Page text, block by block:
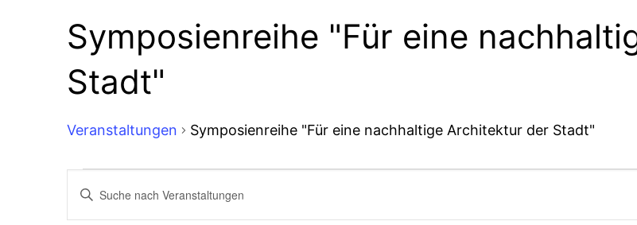
Symposienreihe "Für eine
Stadt"
Veranstaltungen Symposienreihe "Für eine nachhaltige Architektur der Stadt"
Veranstaltungen
Veranstaltungen
Suche
Bitte
Schlüsselwort